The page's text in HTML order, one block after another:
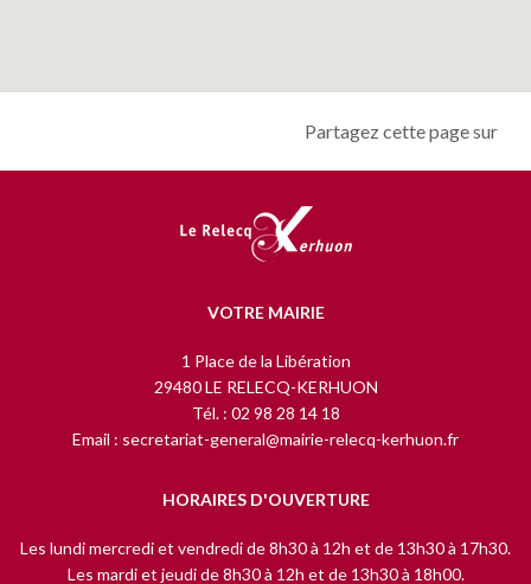
Partagez cette page sur
VOTRE MAIRIE
1 Place de la Libération
29480 LE RELECQ-KERHUON
Tél. : 02 98 28 14 18
Email : secretariat-general@mairie-relecq-kerhuon.fr
HORAIRES D'OUVERTURE
Les lundi mercredi et vendredi de 8h30 à 12h et de 13h30 à 17h30.
Les mardi et jeudi de 8h30 à 12h et de 13h30 à 18h00.